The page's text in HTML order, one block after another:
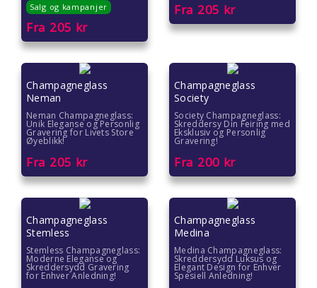
Gave til 40 åring
Gave til 50 åring
Gave til 60 åring
Gave til 70 åring
Farsdag gave
Eksklusive gaver
Julegavetips
Romantiske gaver
Salg og kampanjer
Fra 205 kr
Fra 205 kr
Champagneglass
Neman
Neman Champagneglass:
Unik Eleganse og Personlig
Gravering for Livets Store
Øyeblikk!
Fra 205 kr
Champagneglass
Society
Society Champagneglass:
Skreddersy Din Feiring med
Eksklusiv og Personlig
Gravering!
Fra 200 kr
Champagneglass
Stemless
Stemless Champagneglass:
Moderne Eleganse og
Skreddersydd Gravering
for Enhver Anledning!
Champagneglass
Medina
Medina Champagneglass:
Skreddersydd Luksus og
Elegant Design for Enhver
Spesiell Anledning!